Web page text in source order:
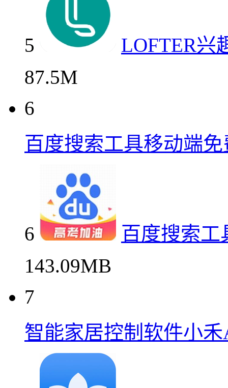
5
LOFTER兴
87.5M
6
百度搜索工具移动端
6
百度搜索工
143.09MB
7
智能家居控制软件小禾